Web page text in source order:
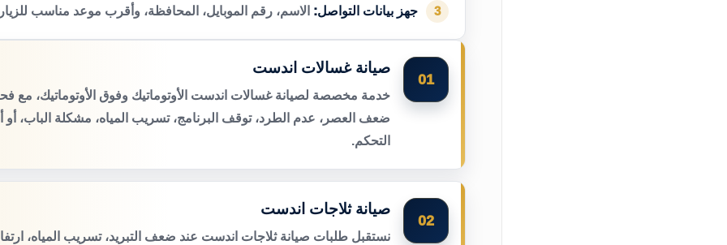
3 جهز بيانات التواصل: الاسم، رقم الموبايل، المحافظة، وأقرب موعد مناسب
01
صيانة غسالات اندست
خدمة مخصصة لصيانة غسالات اندست الأوتوماتيك وفوق الأوتوماتيك،
ضعف العصر، عدم الطرد، توقف البرنامج، تسريب المياه، مشكلة الباب،
التحكم.
02
صيانة ثلاجات اندست
نستقبل طلبات صيانة ثلاجات اندست عند ضعف التبريد، تسريب المياه،